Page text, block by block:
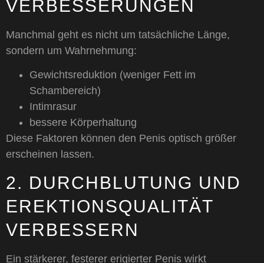
VERBESSERUNGEN
Manchmal geht es nicht um tatsächliche Länge,
sondern um Wahrnehmung:
Gewichtsreduktion (weniger Fett im
Schambereich)
Intimrasur
bessere Körperhaltung
Diese Faktoren können den Penis optisch größer
erscheinen lassen.
2. DURCHBLUTUNG UND
EREKTIONSQUALITÄT
VERBESSERN
Ein stärkerer, festerer erigierter Penis wirkt